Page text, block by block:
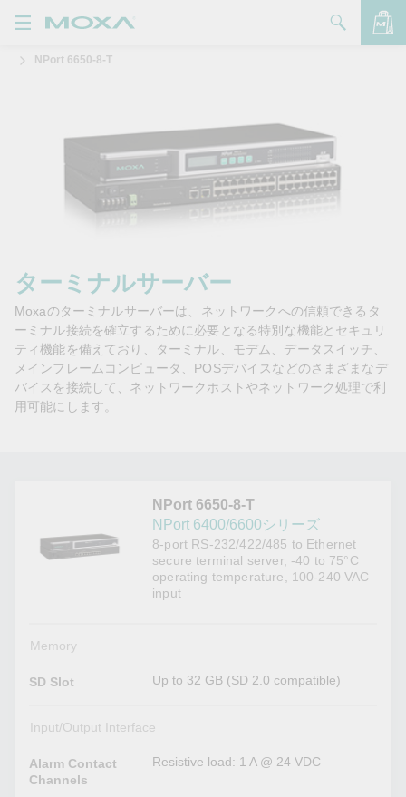
品
問い合わせ
ートナー・ゾーン
Moxa
NPort 6650-8-T
ターミナルサーバー
Moxaのターミナルサーバーは、ネットワークへの信頼できるタ
ーミナル接続を確立するために必要となる特別な機能とセキュリ
ティ機能を備えており、ターミナル、モデム、データスイッチ、
メインフレームコンピュータ、POSデバイスなどのさまざまなデ
バイスを接続して、ネットワークホストやネットワーク処理で利
用可能にします。
NPort 6650-8-T
NPort 6400/6600シリーズ
8-port RS-232/422/485 to Ethernet
secure terminal server, -40 to 75°C
operating temperature, 100-240 VAC
input
Memory
SD Slot Up to 32 GB (SD 2.0 compatible)
Input/Output Interface
Alarm Contact
Channels
Resistive load: 1 A @ 24 VDC